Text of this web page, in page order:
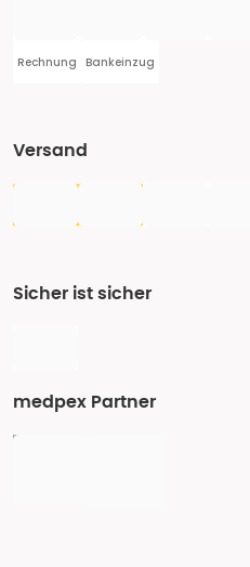
Rechnung Bankeinzug
Versand
Sicher ist sicher
medpex Partner